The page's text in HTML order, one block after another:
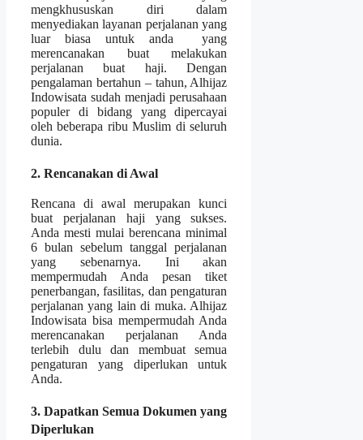
mengkhususkan diri dalam
menyediakan layanan perjalanan yang
luar biasa untuk anda yang
merencanakan buat melakukan
perjalanan buat haji. Dengan
pengalaman bertahun – tahun, Alhijaz
Indowisata sudah menjadi perusahaan
populer di bidang yang dipercayai
oleh beberapa ribu Muslim di seluruh
dunia.
2. Rencanakan di Awal
Rencana di awal merupakan kunci
buat perjalanan haji yang sukses.
Anda mesti mulai berencana minimal
6 bulan sebelum tanggal perjalanan
yang sebenarnya. Ini akan
mempermudah Anda pesan tiket
penerbangan, fasilitas, dan pengaturan
perjalanan yang lain di muka. Alhijaz
Indowisata bisa mempermudah Anda
merencanakan perjalanan Anda
terlebih dulu dan membuat semua
pengaturan yang diperlukan untuk
Anda.
3. Dapatkan Semua Dokumen yang
Diperlukan